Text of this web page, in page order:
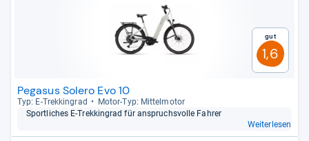
Gut
1,6
Pegasus Solero Evo 10
Typ: E-​Trek­kin­grad
Motor-​Typ: Mit­tel­mo­tor
Sport­li­ches E-​Trek­kin­grad für anspruchs­volle Fah­rer
Weiterlesen